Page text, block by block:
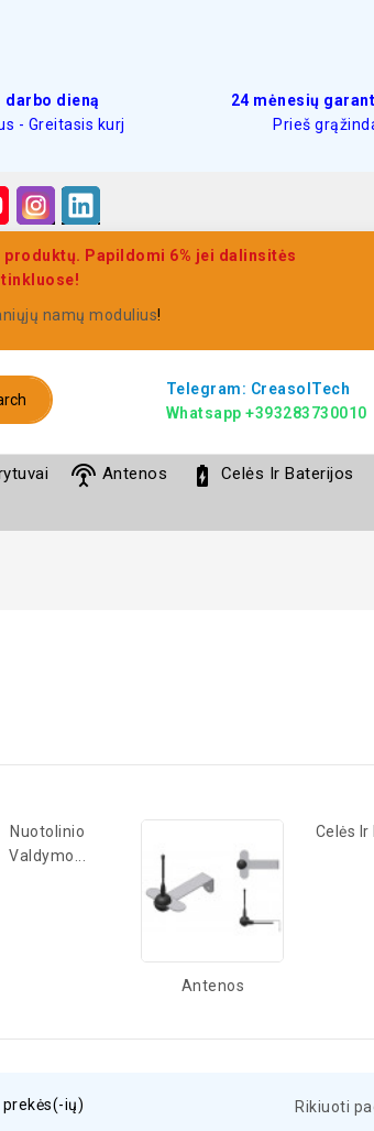
darbo dieną
- Greitasis kurj
24 mėnesių
Prieš
produktų. Papildomi 6% jei dalinsitės
namų modulius!
Telegram: CreasolTech
Whatsapp +393283730010
settings_input_antenna Antenos battery_charging_full Celės Ir Baterijos
Nuotolinio
Valdymo...
Antenos
Celės
prekės(-ių) Rikiuoti